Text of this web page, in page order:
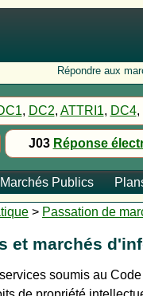
Répondre aux
, DC2, ATTRI1, DC4,
J03 Réponse
Marchés Publics
> Passation de
et marchés
soumis au